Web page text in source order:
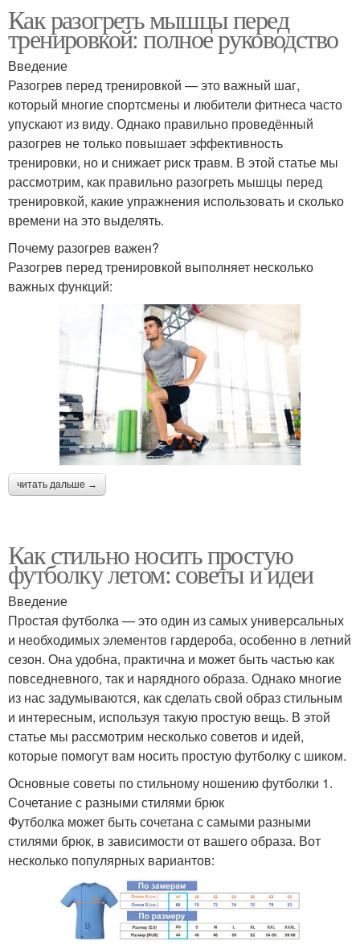
Как разогреть мышцы перед
тренировкой: полное руководство
Введение
Разогрев перед тренировкой — это важный шаг,
который многие спортсмены и любители фитнеса часто
упускают из виду. Однако правильно проведённый
разогрев не только повышает эффективность
тренировки, но и снижает риск травм. В этой статье мы
рассмотрим, как правильно разогреть мышцы перед
тренировкой, какие упражнения использовать и сколько
времени на это выделять.
Почему разогрев важен?
Разогрев перед тренировкой выполняет несколько
важных функций:
читать дальше →
Как стильно носить простую
футболку летом: советы и идеи
Введение
Простая футболка — это один из самых универсальных
и необходимых элементов гардероба, особенно в летний
сезон. Она удобна, практична и может быть частью как
повседневного, так и нарядного образа. Однако многие
из нас задумываются, как сделать свой образ стильным
и интересным, используя такую простую вещь. В этой
статье мы рассмотрим несколько советов и идей,
которые помогут вам носить простую футболку с шиком.
Основные советы по стильному ношению футболки 1.
Сочетание с разными стилями брюк
Футболка может быть сочетана с самыми разными
стилями брюк, в зависимости от вашего образа. Вот
несколько популярных вариантов: